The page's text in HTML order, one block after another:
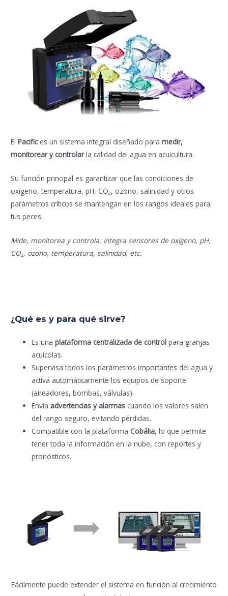
El Pacific es un sistema integral diseñado para medir,
monitorear y controlarla calidad del agua en acuicultura.
Su función principal es garantizar que las condiciones de
oxígeno, temperatura, pH, CO₂, ozono, salinidad y otros
parámetros críticos se mantengan en los rangos ideales para
tus peces.
Mide, monitorea y controla: integra sensores de oxígeno, pH,
CO₂, ozono, temperatura, salinidad, etc.
¿Qué es y para qué sirve?
Es una plataforma centralizada de controlpara granjas
acuícolas.
Supervisa todos los parámetros importantes del agua y
activa automáticamente los equipos de soporte
(aireadores, bombas, válvulas).
Envía advertencias y alarmascuando los valores salen
del rango seguro, evitando pérdidas.
Compatible con la plataforma Cobália, lo que permite
tener toda la información en la nube, con reportes y
pronósticos.
Fácilmente puede extender el sistema en función al crecimiento